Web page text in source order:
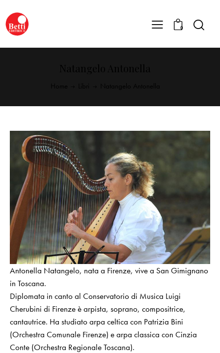
0
Antonella Natangelo, nata a Firenze, vive a San Gimignano
in Toscana.
Diplomata in canto al Conservatorio di Musica Luigi
Cherubini di Firenze è arpista, soprano, compositrice,
cantautrice. Ha studiato arpa celtica con Patrizia Bini
(Orchestra Comunale Firenze) e arpa classica con Cinzia
Conte (Orchestra Regionale Toscana).